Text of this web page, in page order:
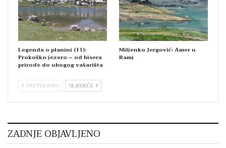
Legenda o planini (11):
Prokoško jezero – od bisera
prirode do ubogog vašarišta
Miljenko Jergović: Amer u
Rami
PRETHODNO SLJEDEĆE
ZADNJE OBJAVLJENO